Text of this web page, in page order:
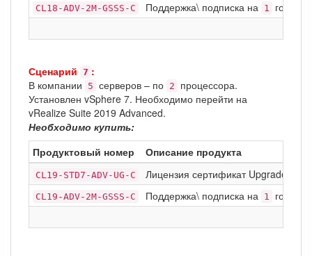
CL18-ADV-2M-GSSS-C Поддержка\ подписка на 1 год
Сценарий 7 :
В компании
5 серверов – по 2
процессора.
Установлен vSphere 7. Необходимо перейти на
vRealize Suite 2019 Advanced.
Необходимо купить:
Продуктовый номер
Описание продукта
CL19-STD7-ADV-UG-C Лицензия сертификат Upgrade:
CL19-ADV-2M-GSSS-C Поддержка\ подписка на 1 год